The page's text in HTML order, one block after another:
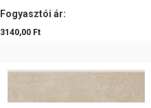
Fogyasztói ár:
3140,00 Ft